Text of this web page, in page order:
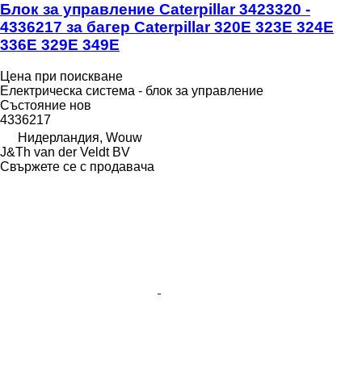
Блок за управление Caterpillar 3423320 -
4336217 за багер Caterpillar 320E 323E 324E
336E 329E 349E
Цена при поискване
Електрическа система - блок за управление
Състояние нов
4336217
Нидерландия, Wouw
J&Th van der Veldt BV
Свържете се с продавача